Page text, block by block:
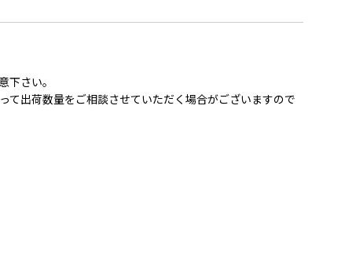
さい。
出荷数量をご相談させていただく場合がございますので